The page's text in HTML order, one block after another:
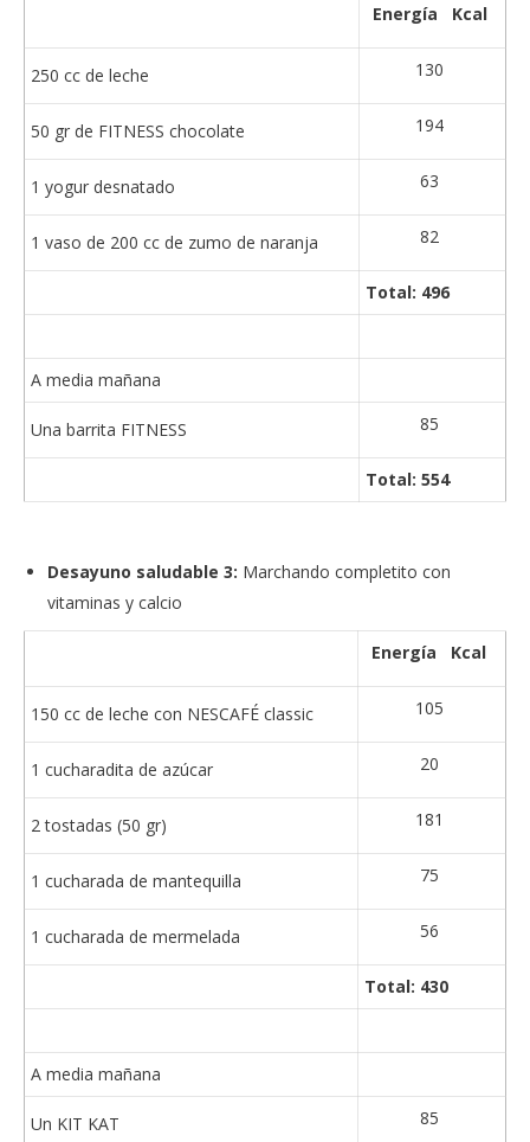
Energía Kcal
250 cc de leche 130
50 gr de FITNESS chocolate 194
1 yogur desnatado 63
1 vaso de 200 cc de zumo de naranja 82
Total: 496
A media mañana
Una barrita FITNESS 85
Total: 554
Desayuno saludable 3: Marchando completito con
vitaminas y calcio
Energía Kcal
150 cc de leche con NESCAFÉ classic 105
1 cucharadita de azúcar 20
2 tostadas (50 gr) 181
1 cucharada de mantequilla 75
1 cucharada de mermelada 56
Total: 430
A media mañana
Un KIT KAT 85